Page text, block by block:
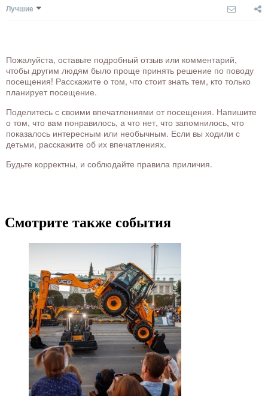
Лучшие
Пожалуйста, оставьте подробный отзыв или комментарий,
чтобы другим людям было проще принять решение по поводу
посещения! Расскажите о том, что стоит знать тем, кто только
планирует посещение.
Поделитесь с своими впечатлениями от посещения. Напишите
о том, что вам понравилось, а что нет, что запомнилось, что
показалось интересным или необычным. Если вы ходили с
детьми, расскажите об их впечатлениях.
Будьте корректны, и соблюдайте правила приличия.
Смотрите также события